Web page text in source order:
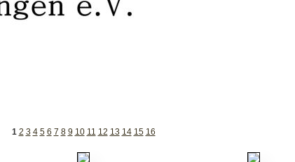
1 2 3 4 5 6 7 8 9 10 11 12 13 14 15 16